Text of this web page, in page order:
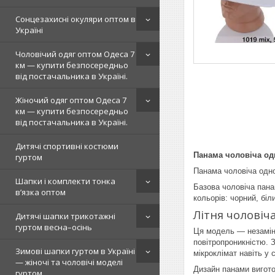
Сонцезахисні окуляри оптом в
Україні
Чоловічий одяг оптом Одеса 7
км — купити безпосередньо
від постачальника в Україні.
Жіночий одяг оптом Одеса 7
км — купити безпосередньо
від постачальника в Україні.
Дитячі спортивні костюми
гуртом
Шапки і комплекти тонка
в’язка оптом
Дитячі шапки трикотажні
гуртом весна–осінь
Зимові шапки гуртом в Україні
— жіночі та чоловічі моделі
Панама чоловіча
Панама чоловіча
Базова чоловіча
кольорів: чорний,
Літня
Ця модель —
мікроклімат навіть у
Дизайн панами